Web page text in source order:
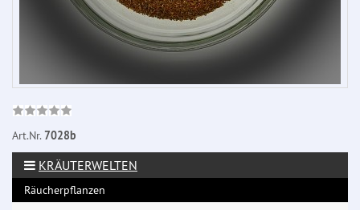
Art.Nr.7028b
KRÄUTERWELTEN
Räucherpflanzen